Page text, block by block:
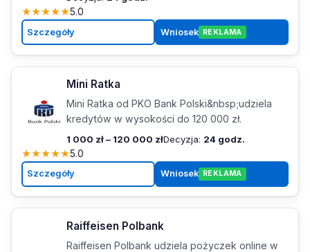
★★★★★5.0
Szczegóły Wniosek REKLAMA
Mini Ratka
Mini Ratka od PKO Bank Polski&nbsp;udziela
kredytów w wysokości do 120 000 zł.
1 000 zł – 120 000 złDecyzja: 24 godz.
★★★★★5.0
Szczegóły Wniosek REKLAMA
Raiffeisen Polbank
Raiffeisen Polbank udziela pożyczek online w